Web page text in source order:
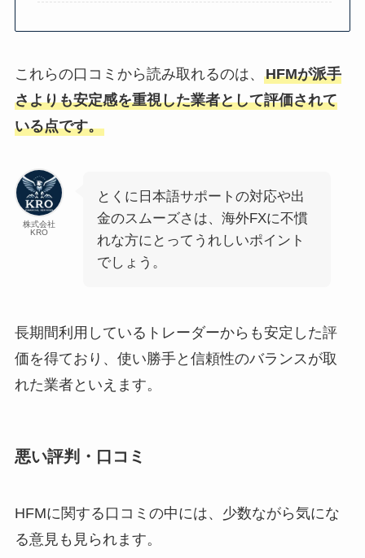
これらの口コミから読み取れるのは、 HFMが派手
さよりも安定感を重視した業者として評価されて
いる点です。
株式会社
KRO
とくに日本語サポートの対応や出
金のスムーズさは、海外FXに不慣
れな方にとってうれしいポイント
でしょう。
長期間利用しているトレーダーからも安定した評
価を得ており、使い勝手と信頼性のバランスが取
れた業者といえます。
悪い評判・口コミ
HFMに関する口コミの中には、少数ながら気にな
る意見も見られます。